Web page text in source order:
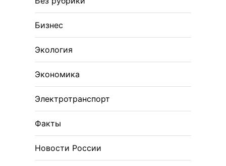
Бизнес
Экология
Экономика
Электротранспорт
Факты
Новости России